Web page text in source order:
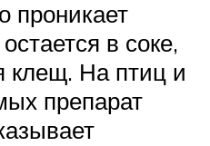
проникает
в соке,
клещ. На птиц и
препарат